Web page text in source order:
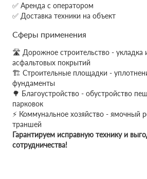
✅ Аренда с оператором
✅ Доставка техники на объект
Сферы применения
🛣 Дорожное строительство - укладка
асфальтовых покрытий
🏗 Строительные площадки -
фундаменты
🌳 Благоустройство - обустройство
парковок
⚡ Коммунальное хозяйство - ямочный
траншей
Гарантируем исправную технику и
сотрудничества!